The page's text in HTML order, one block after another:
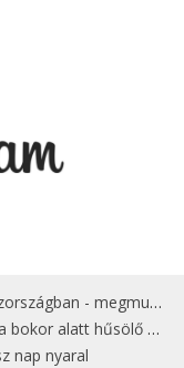
a 15 legjobbat
cicát Kisorosziban
nap nyaral